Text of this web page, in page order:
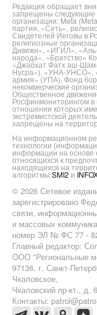
Редакция обращает
запрещены следующие
организации: Meta
партия, «Сеть»,
Свидетелей Иеговы в
религиозные
Дивижн», «ИГИЛ»,
народа», «Братство»
«Джабхат Фатх аш-
Нусра»), «УНА-УНСО»,
армия» (УПА). Фонд
некоммерческие
Общественное
Росфинмониторингом в
отношении которых
экстремистской
запрещены на
На информационном
технологии
информации на основе
относящихся к
находящихся на
алгоритмы SMI2 и
© 2026 Сетевое
зарегистрировано
связи,
и массовых
номер ЭЛ № ФС 77 -
Главный редактор:
ООО "Региональные
97136, г. Санкт-
Чкаловское,
Чкаловский пр-кт.,
Контакты: